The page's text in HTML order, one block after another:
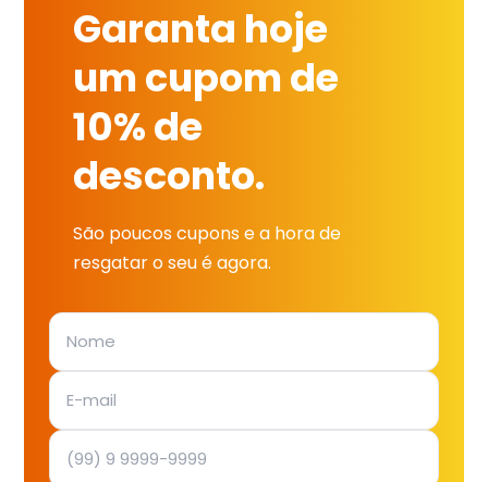
Garanta hoje
um cupom de
10% de
desconto.
São poucos cupons e a hora de
resgatar o seu é agora.